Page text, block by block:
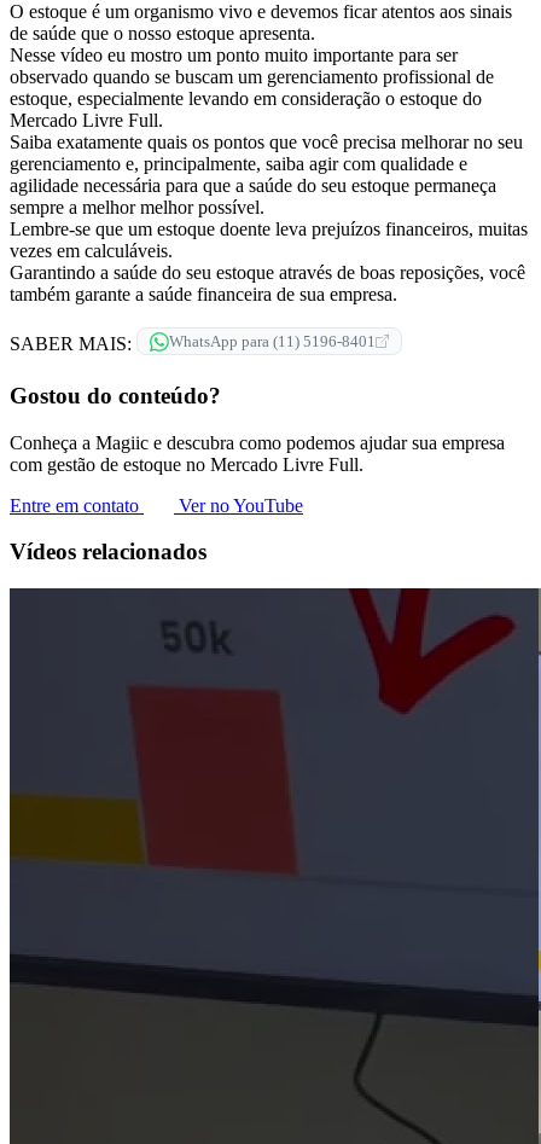
O estoque é um organismo vivo e devemos ficar atentos aos sinais
de saúde que o nosso estoque apresenta.
Nesse vídeo eu mostro um ponto muito importante para ser
observado quando se buscam um gerenciamento profissional de
estoque, especialmente levando em consideração o estoque do
Mercado Livre Full.
Saiba exatamente quais os pontos que você precisa melhorar no seu
gerenciamento e, principalmente, saiba agir com qualidade e
agilidade necessária para que a saúde do seu estoque permaneça
sempre a melhor melhor possível.
Lembre-se que um estoque doente leva prejuízos financeiros, muitas
vezes em calculáveis.
Garantindo a saúde do seu estoque através de boas reposições, você
também garante a saúde financeira de sua empresa.
SABER MAIS: WhatsApp para (11) 5196-8401
Gostou do conteúdo?
Conheça a Magiic e descubra como podemos ajudar sua empresa
com gestão de estoque no Mercado Livre Full.
Entre em contato
Ver no YouTube
Vídeos relacionados